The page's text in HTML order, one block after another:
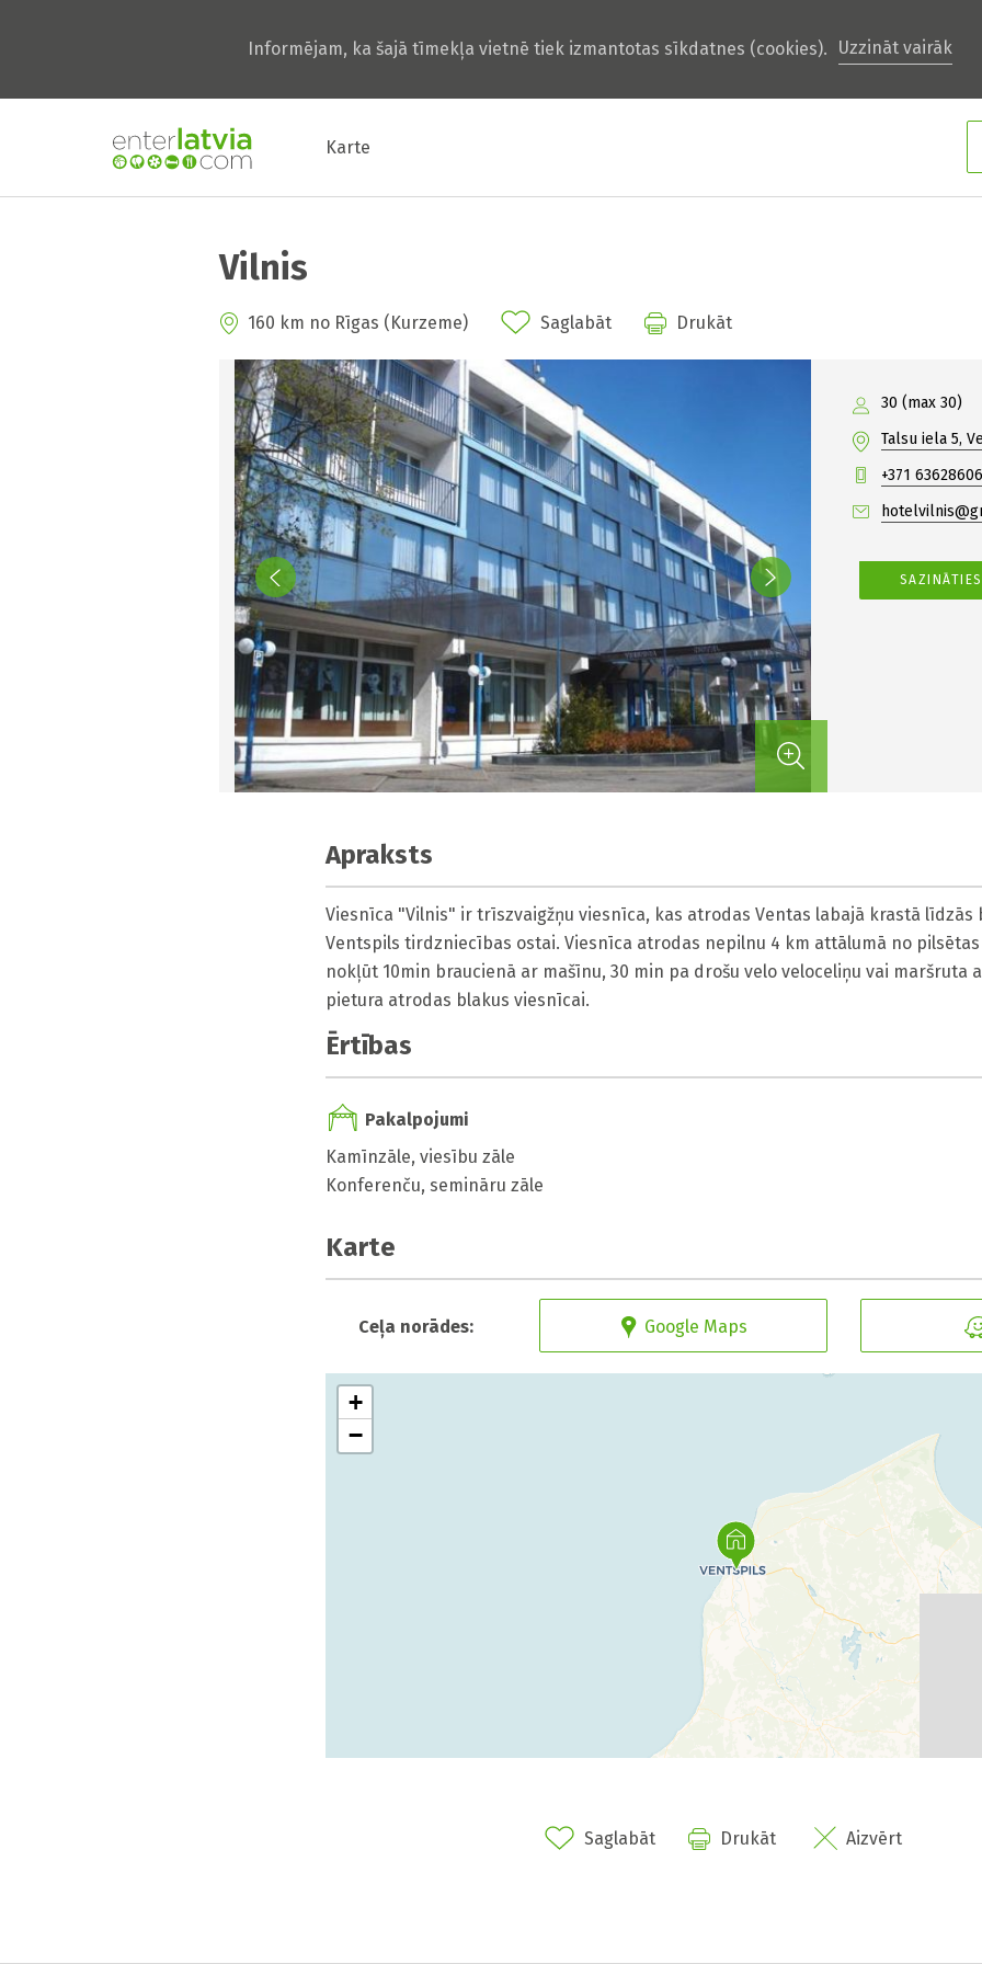
Informējam, ka šajā tīmekļa vietnē tiek izmantotas sīkdatnes (cookies). Uzzināt vairāk
Karte
Vilnis
160 km no Rīgas (Kurzeme) Saglabāt Drukāt
30 (max 30)
Talsu iela 5,
+371 63628606
SAZINĀTIES
Apraksts
Viesnīca "Vilnis" ir trīszvaigžņu viesnīca, kas atrodas Ventas labajā krastā līdzās
Ventspils tirdzniecības ostai. Viesnīca atrodas nepilnu 4 km attālumā no
nokļūt 10min braucienā ar mašīnu, 30 min pa drošu velo veloceliņu vai maršruta
pietura atrodas blakus viesnīcai.
Ērtības
Pakalpojumi
Kamīnzāle, viesību zāle
Konferenču, semināru zāle
Karte
Ceļa norādes: Google Maps
+
−
Saglabāt Drukāt Aizvērt